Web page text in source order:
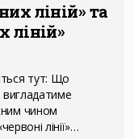
ліній» та
ліній»
тут: Що
вигладатиме
чином
лінії»…